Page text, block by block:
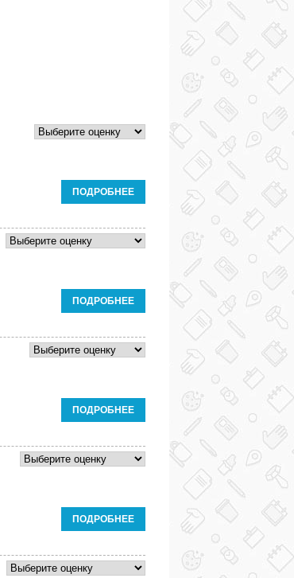
ПОДРОБНЕЕ
ПОДРОБНЕЕ
ПОДРОБНЕЕ
ПОДРОБНЕЕ